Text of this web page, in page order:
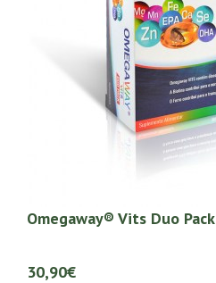
Omegaway® Vits Duo Pack
30,90€